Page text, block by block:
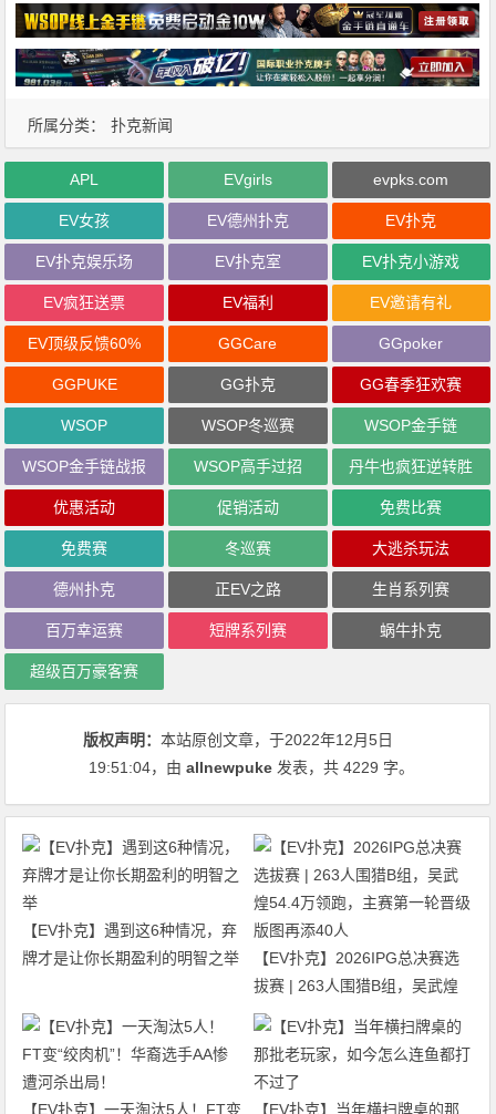
所属分类： 扑克新闻
APL EVgirls evpks.com
EV女孩 EV德州扑克 EV扑克
EV扑克娱乐场 EV扑克室 EV扑克小游戏
EV疯狂送票 EV福利 EV邀请有礼
EV顶级反馈60% GGCare GGpoker
GGPUKE GG扑克 GG春季狂欢赛
WSOP WSOP冬巡赛 WSOP金手链
WSOP金手链战报 WSOP高手过招 丹牛也疯狂逆转胜
优惠活动 促销活动 免费比赛
免费赛 冬巡赛 大逃杀玩法
德州扑克 正EV之路 生肖系列赛
百万幸运赛 短牌系列赛 蜗牛扑克
超级百万豪客赛
版权声明：本站原创文章，于2022年12月5日
19:51:04，由allnewpuke 发表，共 4229 字。
【EV扑克】遇到这6种情况，弃
牌才是让你长期盈利的明智之举
【EV扑克】2026IPG总决赛选
拔赛 | 263人围猎B组，吴武煌
54.4万领跑，主赛第一轮晋级版
【EV扑克】一天淘汰5人！FT变 【EV扑克】当年横扫牌桌的那